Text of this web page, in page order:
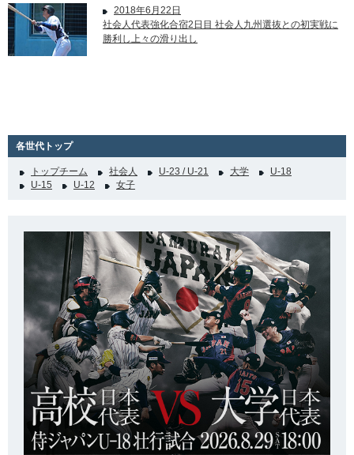
2018年6月22日
社会人代表強化合宿2日目 社会人九州選抜との初実戦に
勝利し上々の滑り出し
各世代トップ
トップチーム 社会人 U-23 / U-21 大学
U-18
U-15
U-12 女子